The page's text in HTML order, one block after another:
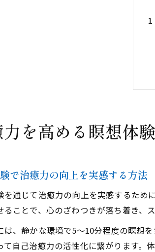
を高める瞑想体
で治癒力の向上を実感する方法
を通じて治癒力の向上を実感するため
ることで、心のざわつきが落ち着き、
は、静かな環境で5〜10分程度の瞑想
て自己治癒力の活性化に繋がります。